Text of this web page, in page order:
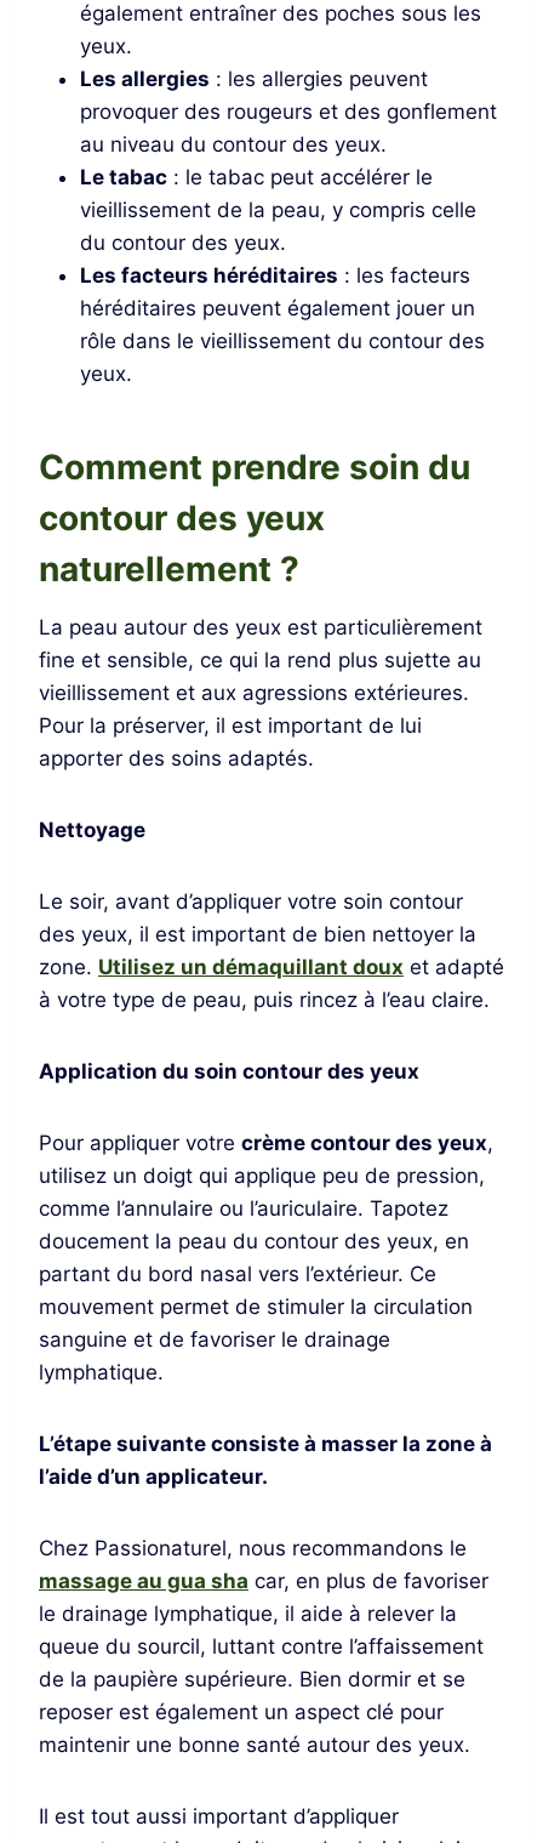
également entraîner des poches sous les
yeux.
Les allergies : les allergies peuvent
provoquer des rougeurs et des gonflement
au niveau du contour des yeux.
Le tabac : le tabac peut accélérer le
vieillissement de la peau, y compris celle
du contour des yeux.
Les facteurs héréditaires : les facteurs
héréditaires peuvent également jouer un
rôle dans le vieillissement du contour des
yeux.
Comment prendre soin du
contour des yeux
naturellement ?
La peau autour des yeux est particulièrement
fine et sensible, ce qui la rend plus sujette au
vieillissement et aux agressions extérieures.
Pour la préserver, il est important de lui
apporter des soins adaptés.
Nettoyage
Le soir, avant d’appliquer votre soin contour
des yeux, il est important de bien nettoyer la
zone. Utilisez un démaquillant doux et adapté
à votre type de peau, puis rincez à l’eau claire.
Application du soin contour des yeux
Pour appliquer votre crème contour des yeux,
utilisez un doigt qui applique peu de pression,
comme l’annulaire ou l’auriculaire. Tapotez
doucement la peau du contour des yeux, en
partant du bord nasal vers l’extérieur. Ce
mouvement permet de stimuler la circulation
sanguine et de favoriser le drainage
lymphatique.
L’étape suivante consiste à masser la zone à
l’aide d’un applicateur.
Chez Passionaturel, nous recommandons le
massage au gua sha car, en plus de favoriser
le drainage lymphatique, il aide à relever la
queue du sourcil, luttant contre l’affaissement
de la paupière supérieure. Bien dormir et se
reposer est également un aspect clé pour
maintenir une bonne santé autour des yeux.
Il est tout aussi important d’appliquer